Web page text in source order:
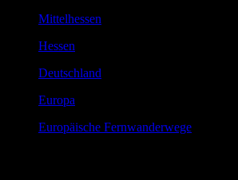
Mittelhessen
Hessen
Deutschland
Europa
Europäische Fernwanderwege